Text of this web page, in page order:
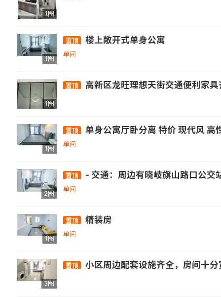
1图
1图
置顶 楼上敞开式单身公寓
单间
1图
置顶 高新区龙旺理想天街交通便利家
1图
置顶 单身公寓厅卧分离 特价 现代风 高
单间
2图
置顶 - 交通：周边有晓岐旗山路口公交站，距326路、350路公
单间
1图
置顶 精装房
单间
3图
置顶 小区周边配套设施齐全，房间十分宽敞，墙面色调